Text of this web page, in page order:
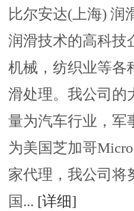
比尔安达(上海) 润
润滑技术的高科技
机械，纺织业等各
滑处理。我公司的
量为汽车行业，军
为美国芝加哥
家代理，我公司将
国... [详细]